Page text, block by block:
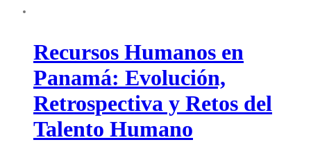
Recursos Humanos en
Panamá: Evolución,
Retrospectiva y Retos del
Talento Humano